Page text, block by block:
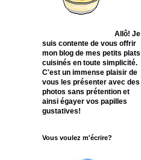
Allô! Je
suis contente de vous offrir
mon blog de mes petits plats
cuisinés en toute simplicité.
C'est un immense plaisir de
vous les présenter avec des
photos sans prétention et
ainsi égayer vos papilles
gustatives!
Vous voulez m'écrire?